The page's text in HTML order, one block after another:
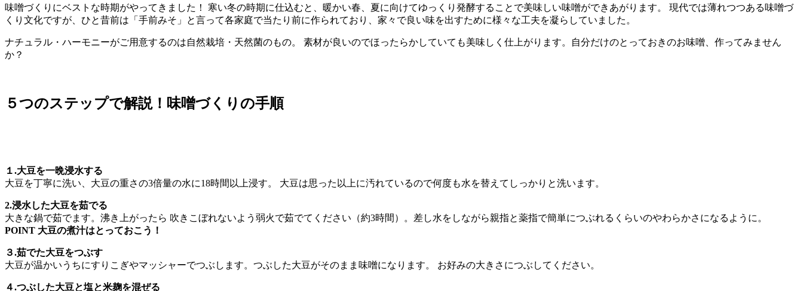
味噌づくりにベストな時期がやってきました！ 寒い冬の時期に仕込むと、暖かい春、夏に向けてゆっくり発酵することで美味しい味噌ができあがります。 現代では薄れつつある味噌づ
くり文化ですが、ひと昔前は「手前みそ」と言って各家庭で当たり前に作られており、家々で良い味を出すために様々な工夫を凝らしていました。
ナチュラル・ハーモニーがご用意するのは自然栽培・天然菌のもの。 素材が良いのでほったらかしていても美味しく仕上がります。自分だけのとっておきのお味噌、作ってみません
か？
５つのステップで解説！味噌づくりの手順
１.大豆を一晩浸水する
大豆を丁寧に洗い、大豆の重さの3倍量の水に18時間以上浸す。 大豆は思った以上に汚れているので何度も水を替えてしっかりと洗います。
2.浸水した大豆を茹でる
大きな鍋で茹でます。沸き上がったら 吹きこぼれないよう弱火で茹でてください（約3時間）。差し水をしながら親指と薬指で簡単につぶれるくらいのやわらかさになるように。
POINT 大豆の煮汁はとっておこう！
３.茹でた大豆をつぶす
大豆が温かいうちにすりこぎやマッシャーでつぶします。つぶした大豆がそのまま味噌になります。 お好みの大きさにつぶしてください。
４.つぶした大豆と塩と米麹を混ぜる